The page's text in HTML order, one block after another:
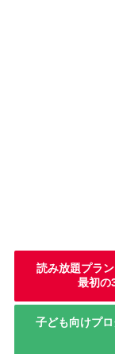
読み放題プラ
最初の
子ども向けプ